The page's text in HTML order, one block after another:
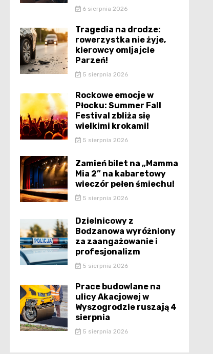
6 sierpnia 2026
Tragedia na drodze:
rowerzystka nie żyje,
kierowcy omijajcie
Parzeń!
5 sierpnia 2026
Rockowe emocje w
Płocku: Summer Fall
Festival zbliża się
wielkimi krokami!
5 sierpnia 2026
Zamień bilet na „Mamma
Mia 2” na kabaretowy
wieczór pełen śmiechu!
5 sierpnia 2026
Dzielnicowy z
Bodzanowa wyróżniony
za zaangażowanie i
profesjonalizm
5 sierpnia 2026
Prace budowlane na
ulicy Akacjowej w
Wyszogrodzie ruszają 4
sierpnia
5 sierpnia 2026